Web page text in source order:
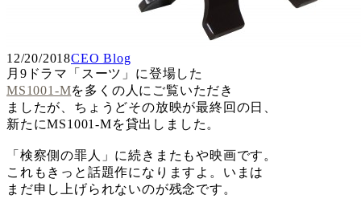
12/20/2018CEO Blog
月9ドラマ「スーツ」に登場した
MS1001-Mを多くの人にご覧いただき
ましたが、ちょうどその放映が最終回の日、
新たにMS1001-Mを貸出しました。
「検察側の罪人」に続きまたもや映画です。
これもきっと話題作になりますよ。いまは
まだ申し上げられないのが残念です。